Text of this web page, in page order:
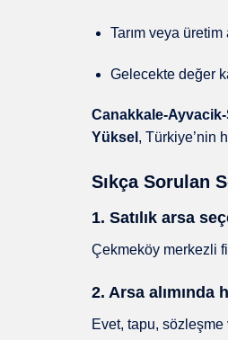
Tarım veya
Gelecekte değer
Canakkale-
Yüksel , Türkiye’nin
Sıkça Sorulan
1. Satılık arsa
Çekmeköy merkezli
2. Arsa alımında
Evet, tapu,